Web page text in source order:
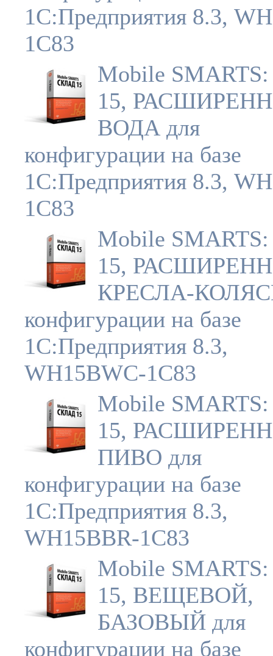
1С:Предприятия 8.3,
1C83
Mobile
15,
ВОДА для
конфигурации на базе
1С:Предприятия 8.3,
1C83
Mobile
15,
КРЕСЛА-
конфигурации на базе
1С:Предприятия 8.3,
WH15BWC-1C83
Mobile
15,
ПИВО для
конфигурации на базе
1С:Предприятия 8.3,
WH15BBR-1C83
Mobile
15, ВЕЩЕВОЙ,
БАЗОВЫЙ для
конфигурации на базе